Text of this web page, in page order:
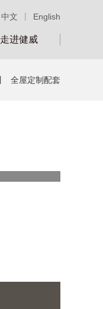
中文 English
走进健威
全屋定制配套